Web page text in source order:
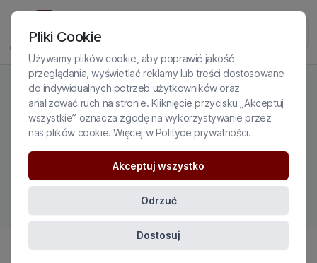
SZKOLENIA ONLINE DLA
PSYCHOTERAPEUTÓW
UZALEŻNIEŃ
Pliki Cookie
Używamy plików cookie, aby poprawić jakość
przeglądania, wyświetlać reklamy lub treści dostosowane
do indywidualnych potrzeb użytkowników oraz
analizować ruch na stronie. Kliknięcie przycisku „Akceptuj
wszystkie” oznacza zgodę na wykorzystywanie przez
nas plików cookie. Więcej wPolityce prywatności.
Akceptuj wszystko
Odrzuć
Dostosuj